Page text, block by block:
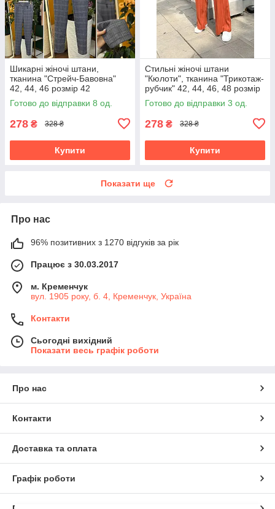
Шикарні жіночі штани,
тканина "Стрейч-Бавовна"
42, 44, 46 розмір 42
Готово до відправки 8 од.
278 ₴ 328 ₴
Купити
Стильні жіночі штани
"Кюлоти", тканина "Трикотаж-
рубчик" 42, 44, 46, 48 розмір
42
Готово до відправки 3 од.
278 ₴ 328 ₴
Купити
Показати ще
Про нас
96% позитивних з 1270 відгуків за рік
Працює з 30.03.2017
м. Кременчук
вул. 1905 року, б. 4, Кременчук, Україна
Контакти
Сьогодні вихідний
Показати весь графік роботи
Про нас
Контакти
Доставка та оплата
Графік роботи